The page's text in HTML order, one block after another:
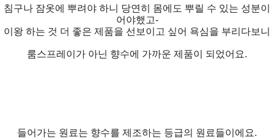
침구나 잠옷에 뿌려야 하니 당연히 몸에도 뿌릴 수 있는 성분이
어야했고-
이왕 하는 것 더 좋은 제품을 선보이고 싶어 욕심을 부리다보니
룸스프레이가 아닌 향수에 가까운 제품이 되었어요.
들어가는 원료는 향수를 제조하는 등급의 원료들이에요.